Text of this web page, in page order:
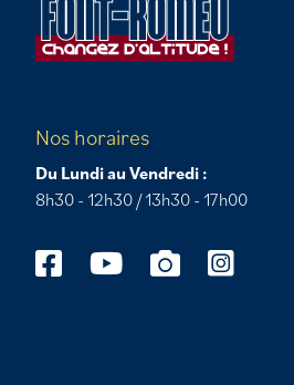
Nos horaires
Du Lundi au Vendredi :
8h30 - 12h30 / 13h30 - 17h00